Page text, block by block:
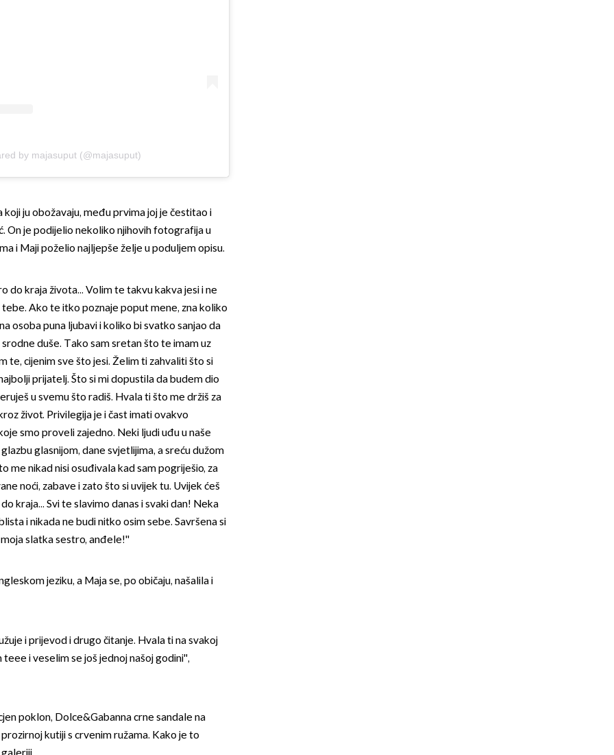
by majasuput (@majasuput)
koji ju obožavaju, među prvima joj je čestitao i
On je podijelio nekoliko njihovih fotografija u
i Maji poželio najljepše želje u poduljem opisu.
do kraja života... Volim te takvu kakva jesi i ne
Ako te itko poznaje poput mene, zna koliko
osoba puna ljubavi i koliko bi svatko sanjao da
duše. Tako sam sretan što te imam uz
te, cijenim sve što jesi. Želim ti zahvaliti što si
prijatelj. Što si mi dopustila da budem dio
u svemu što radiš. Hvala ti što me držiš za
život. Privilegija je i čast imati ovakvo
smo proveli zajedno. Neki ljudi uđu u naše
glasnijom, dane svjetlijima, a sreću dužom
me nikad nisi osuđivala kad sam pogriješio, za
noći, zabave i zato što si uvijek tu. Uvijek ćeš
kraja... Svi te slavimo danas i svaki dan! Neka
i nikada ne budi nitko osim sebe. Savršena si
slatka sestro, anđele!''
jeziku, a Maja se, po običaju, našalila i
i prijevod i drugo čitanje. Hvala ti na svakoj
i veselim se još jednoj našoj godini'',
poklon, Dolce&Gabanna crne sandale na
kutiji s crvenim ružama. Kako je to